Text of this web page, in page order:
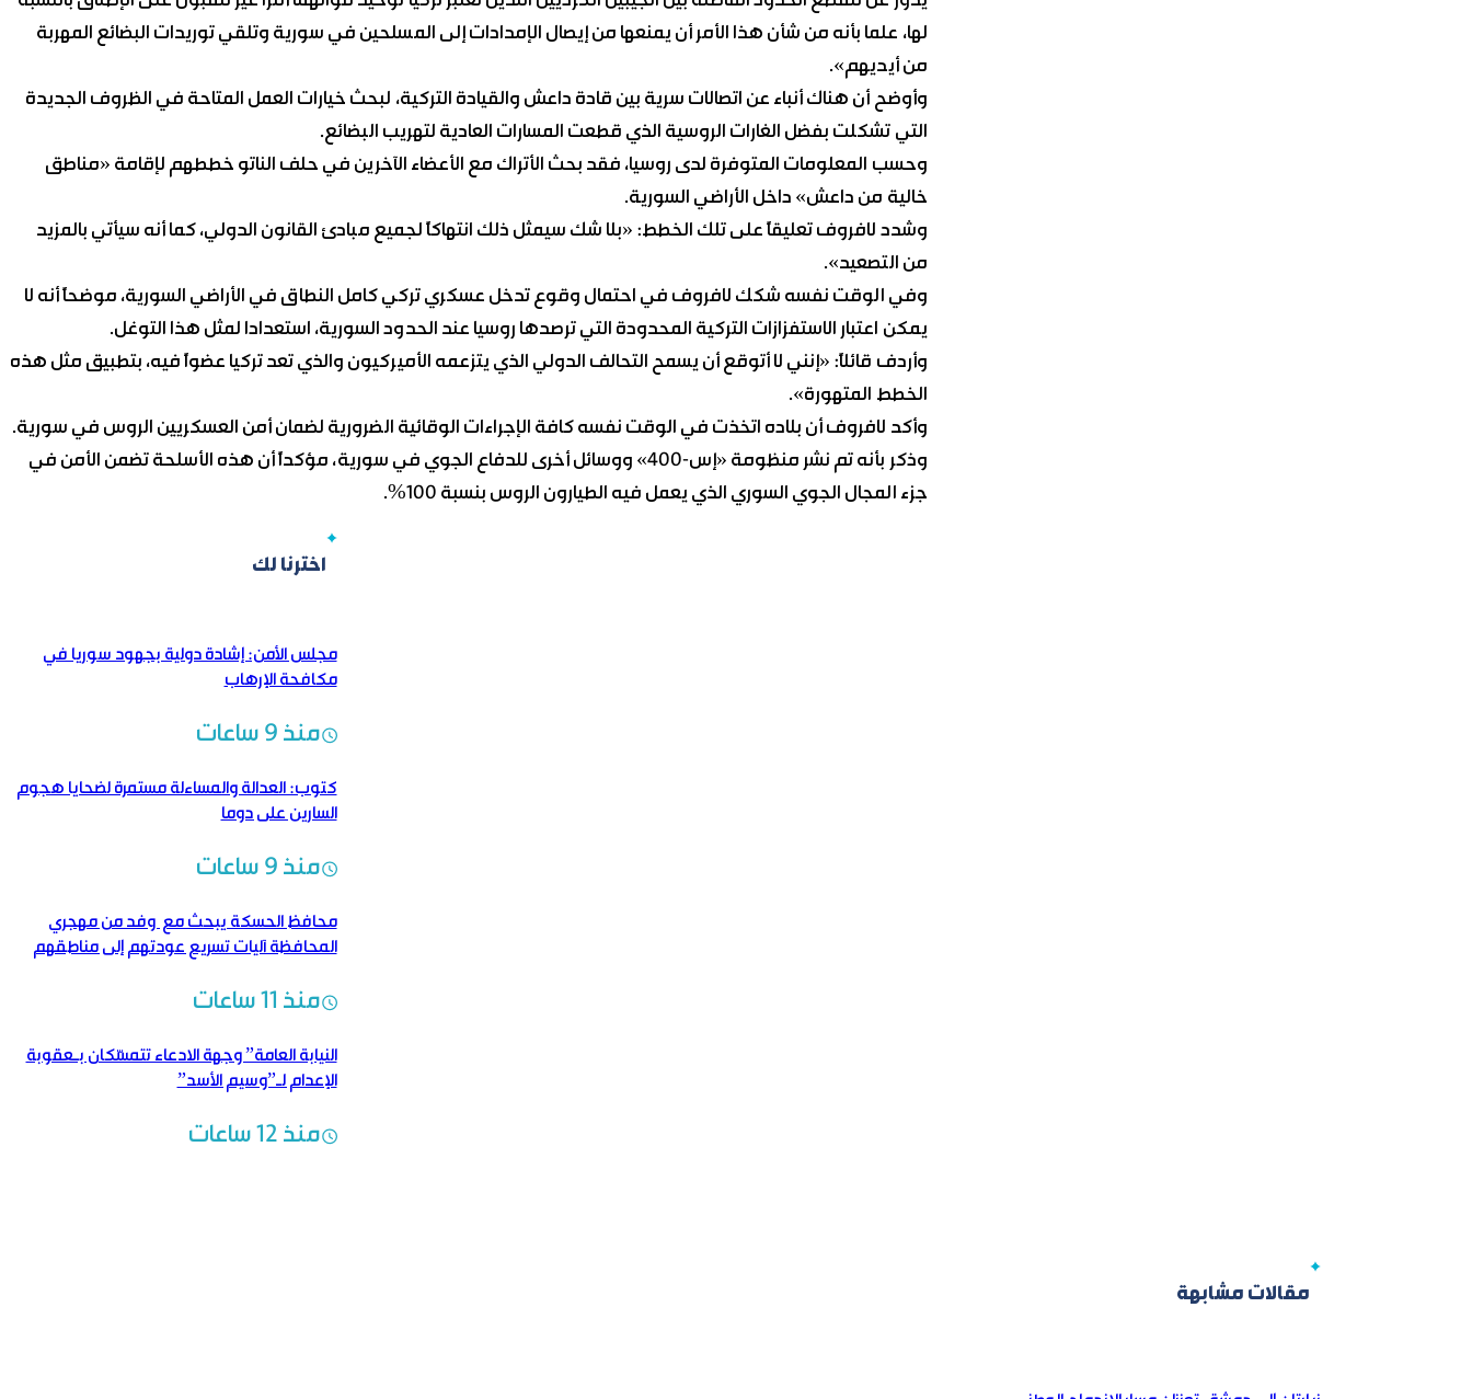
لها، علما بأنه من شأن هذا الأمر أن يمنعها من إيصال الإمدادات إلى المسلحين في سورية وتلقي توريدات البضائع المهربة
من أيديهم».
وأوضح أن هناك أنباء عن اتصالات سرية بين قادة داعش والقيادة التركية، لبحث خيارات العمل المتاحة في الظروف الجديدة
التي تشكلت بفضل الغارات الروسية الذي قطعت المسارات العادية لتهريب البضائع.
وحسب المعلومات المتوفرة لدى روسيا، فقد بحث الأتراك مع الأعضاء الآخرين في حلف الناتو خططهم لإقامة «مناطق
خالية من داعش» داخل الأراضي السورية.
وشدد لافروف تعليقاً على تلك الخطط: «بلا شك سيمثل ذلك انتهاكاً لجميع مبادئ القانون الدولي، كما أنه سيأتي بالمزيد
من التصعيد».
وفي الوقت نفسه شكك لافروف في احتمال وقوع تدخل عسكري تركي كامل النطاق في الأراضي السورية، موضحاً أنه لا
يمكن اعتبار الاستفزازات التركية المحدودة التي ترصدها روسيا عند الحدود السورية، استعدادا لمثل هذا التوغل.
وأردف قائلاً: «إنني لا أتوقع أن يسمح التحالف الدولي الذي يتزعمه الأميركيون والذي تعد تركيا عضواً فيه، بتطبيق مثل هذه
الخطط المتهورة».
وأكد لافروف أن بلاده اتخذت في الوقت نفسه كافة الإجراءات الوقائية الضرورية لضمان أمن العسكريين الروس في سورية.
وذكر بأنه تم نشر منظومة «إس-400» ووسائل أخرى للدفاع الجوي في سورية، مؤكداً أن هذه الأسلحة تضمن الأمن في
جزء المجال الجوي السوري الذي يعمل فيه الطيارون الروس بنسبة 100%.
اخترنا لك
مجلس الأمن: إشادة دولية بجهود سوريا في
مكافحة الإرهاب
منذ 9 ساعات
كتوب: العدالة والمساءلة مستمرة لضحايا هجوم
السارين على دوما
منذ 9 ساعات
محافظ الحسكة يبحث مع وفد من مهجري
المحافظة آليات تسريع عودتهم إلى مناطقهم
منذ 11 ساعات
النيابة العامة” وجهة الادعاء تتمسّكان بـعقوبة
الإعدام لـ”وسيم الأسد”
منذ 12 ساعات
مقالات مشابهة